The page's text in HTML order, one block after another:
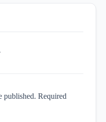
published. Required